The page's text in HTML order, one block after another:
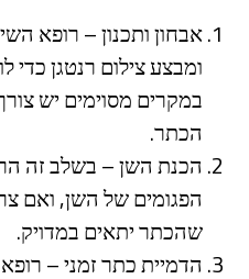
אבחון ותכנון – רופא
ומבצע צילום רנטגן כדי
במקרים מסוימים יש
הכתר.
הכנת השן – בשלב זה
הפגומים של השן, ואם
שהכתר יתאים במדויק.
הדמיית כתר זמני –